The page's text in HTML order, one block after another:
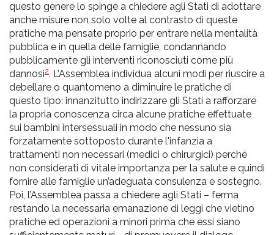
questo genere lo spinge a chiedere agli Stati di adottare
anche misure non solo volte al contrasto di queste
pratiche ma pensate proprio per entrare nella mentalità
pubblica e in quella delle famiglie, condannando
pubblicamente gli interventi riconosciuti come più
dannosi2. L’Assemblea individua alcuni modi per riuscire a
debellare o quantomeno a diminuire le pratiche di
questo tipo: innanzitutto indirizzare gli Stati a rafforzare
la propria conoscenza circa alcune pratiche effettuate
sui bambini intersessuali in modo che nessuno sia
forzatamente sottoposto durante l'infanzia a
trattamenti non necessari (medici o chirurgici) perché
non considerati di vitale importanza per la salute e quindi
fornire alle famiglie un’adeguata consulenza e sostegno.
Poi, l’Assemblea passa a chiedere agli Stati – ferma
restando la necessaria emanazione di leggi che vietino
pratiche ed operazioni a minori prima che essi siano